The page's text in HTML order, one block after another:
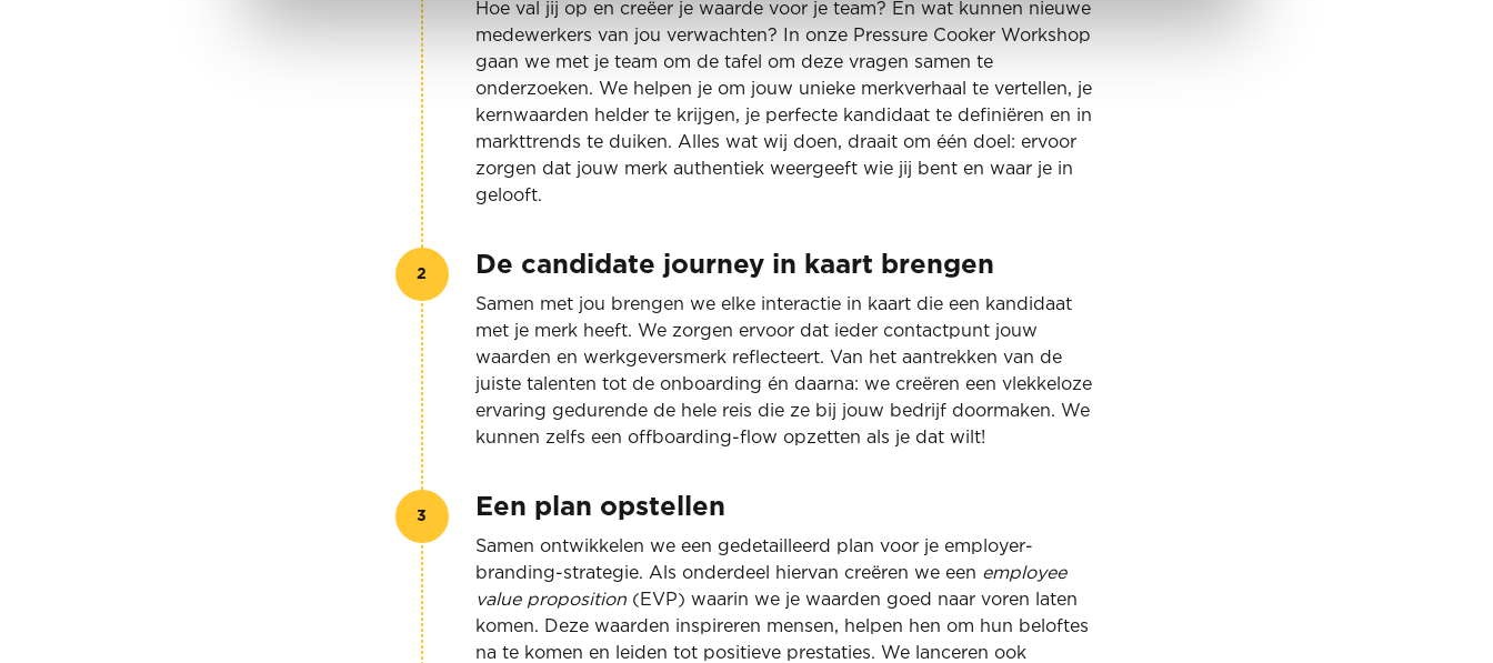
Hoe val jij op en creëer je waarde voor je team? En wat kunnen nieuwe
medewerkers van jou verwachten? In onze Pressure Cooker Workshop
gaan we met je team om de tafel om deze vragen samen te
onderzoeken. We helpen je om jouw unieke merkverhaal te vertellen, je
kernwaarden helder te krijgen, je perfecte kandidaat te definiëren en in
markttrends te duiken. Alles wat wij doen, draait om één doel: ervoor
zorgen dat jouw merk authentiek weergeeft wie jij bent en waar je in
gelooft.
2 De candidate journey in kaart brengen
Samen met jou brengen we elke interactie in kaart die een kandidaat
met je merk heeft. We zorgen ervoor dat ieder contactpunt jouw
waarden en werkgeversmerk reflecteert. Van het aantrekken van de
juiste talenten tot de onboarding én daarna: we creëren een vlekkeloze
ervaring gedurende de hele reis die ze bij jouw bedrijf doormaken. We
kunnen zelfs een offboarding-flow opzetten als je dat wilt!
3 Een plan opstellen
Samen ontwikkelen we een gedetailleerd plan voor je employer-
branding-strategie. Als onderdeel hiervan creëren we een employee
value proposition (EVP) waarin we je waarden goed naar voren laten
komen. Deze waarden inspireren mensen, helpen hen om hun beloftes
na te komen en leiden tot positieve prestaties. We lanceren ook